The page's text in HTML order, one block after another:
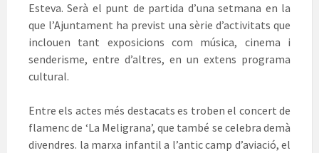
Esteva. Serà el punt de partida d’una setmana en la
que l’Ajuntament ha previst una sèrie d’activitats que
inclouen tant exposicions com música, cinema i
senderisme, entre d’altres, en un extens programa
cultural.
Entre els actes més destacats es troben el concert de
flamenc de ‘La Meligrana’, que també se celebra demà
divendres. la marxa infantil a l’antic camp d’aviació, el